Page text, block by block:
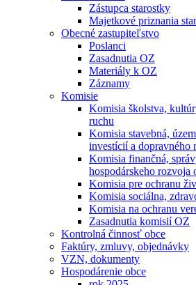
Zástupca starostky
Majetkové priznania
Obecné zastupiteľstvo
Poslanci
Zasadnutia OZ
Materiály k OZ
Záznamy
Komisie
Komisia školstva,
ruchu
Komisia stavebná,
investícií a dopravného
Komisia finančná,
hospodárskeho rozvoja
Komisia pre ochranu
Komisia sociálna,
Komisia na ochranu
Zasadnutia komisií OZ
Kontrolná činnosť obce
Faktúry, zmluvy, objednávky
VZN, dokumenty
Hospodárenie obce